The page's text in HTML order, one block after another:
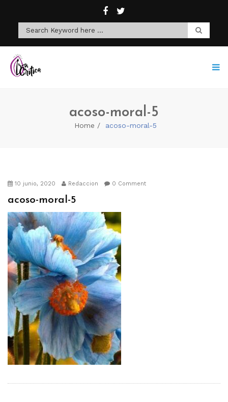
acoso-moral-5
Home acoso-moral-5
10 junio, 2020 Redaccion 0 Comment
acoso-moral-5